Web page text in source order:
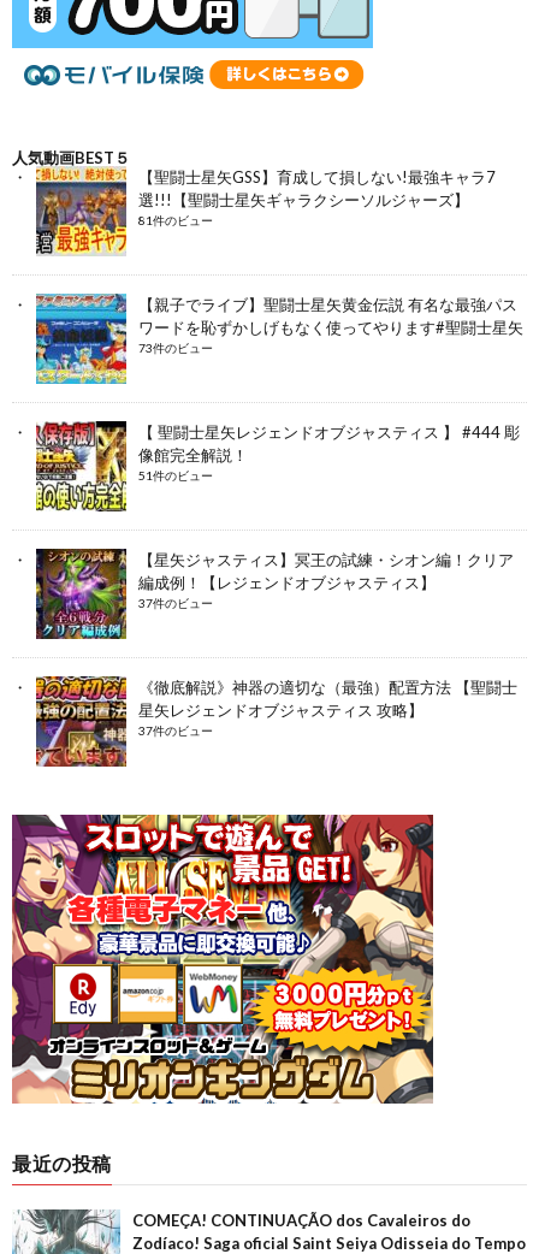
人気動画BEST５
【聖闘士星矢GSS】育成して損しない!最強キャラ7
選!!!【聖闘士星矢ギャラクシーソルジャーズ】
81件のビュー
【親子でライブ】聖闘士星矢黄金伝説 有名な最強パス
ワードを恥ずかしげもなく使ってやります#聖闘士星矢
73件のビュー
【 聖闘士星矢レジェンドオブジャスティス 】 #444 彫
像館完全解説！
51件のビュー
【星矢ジャスティス】冥王の試練・シオン編！クリア
編成例！【レジェンドオブジャスティス】
37件のビュー
《徹底解説》神器の適切な（最強）配置方法 【聖闘士
星矢レジェンドオブジャスティス 攻略】
37件のビュー
最近の投稿
COMEÇA! CONTINUAÇÃO dos Cavaleiros do
Zodíaco! Saga oficial Saint Seiya Odisseia do Tempo